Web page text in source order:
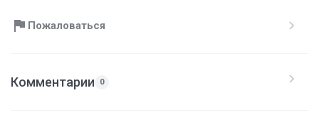
Пожаловаться
Комментарии 0